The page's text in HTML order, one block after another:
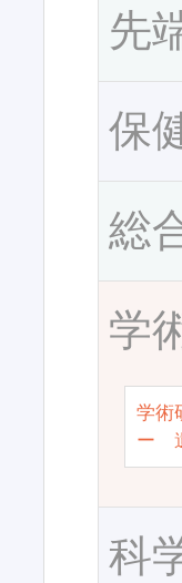
先
保
総
学
学術
ー
科